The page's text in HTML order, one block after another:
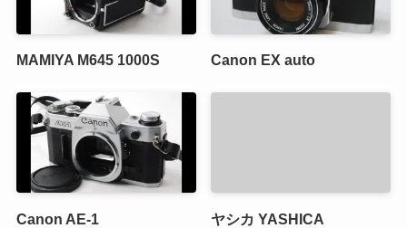
MAMIYA M645 1000S Canon EX auto
Canon AE-1
ヤシカ YASHICA